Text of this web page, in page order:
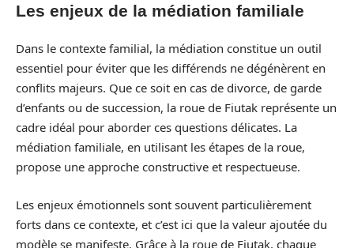
Les enjeux de la médiation familiale
Dans le contexte familial, la médiation constitue un outil
essentiel pour éviter que les différends ne dégénèrent en
conflits majeurs. Que ce soit en cas de divorce, de garde
d’enfants ou de succession, la roue de Fiutak représente un
cadre idéal pour aborder ces questions délicates. La
médiation familiale, en utilisant les étapes de la roue,
propose une approche constructive et respectueuse.
Les enjeux émotionnels sont souvent particulièrement
forts dans ce contexte, et c’est ici que la valeur ajoutée du
modèle se manifeste. Grâce à la roue de Fiutak, chaque